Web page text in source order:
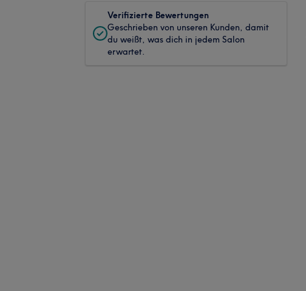
Verifizierte Bewertungen
Geschrieben von unseren Kunden, damit
du weißt, was dich in jedem Salon
erwartet.